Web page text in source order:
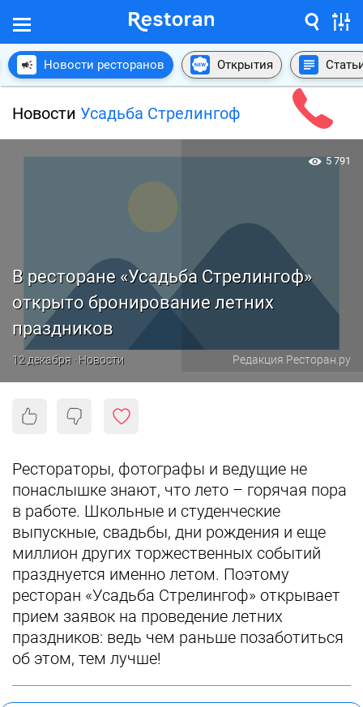
Новости ресторанов Открытия
Новости Усадьба Стрелингоф
В ресторане «Усадьба Стрелингоф»
открыто бронирование летних
праздников
12 декабря · Новости Редакция Ресторан.ру
5 791
Рестораторы, фотографы и ведущие не
понаслышке знают, что лето – горячая пора
в работе. Школьные и студенческие
выпускные, свадьбы, дни рождения и еще
миллион других торжественных событий
празднуется именно летом. Поэтому
ресторан «Усадьба Стрелингоф» открывает
прием заявок на проведение летних
праздников: ведь чем раньше позаботиться
об этом, тем лучше!